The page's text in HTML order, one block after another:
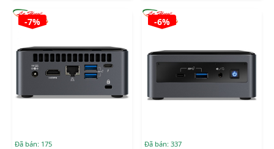
-7%
Đã bán: 175
-6%
Đã bán: 337